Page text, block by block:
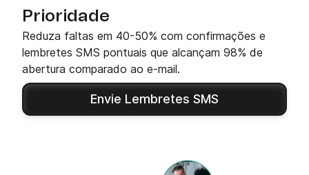
Prioridade
Reduza faltas em 40-50% com confirmações e
lembretes SMS pontuais que alcançam 98% de
abertura comparado ao e-mail.
Envie Lembretes SMS